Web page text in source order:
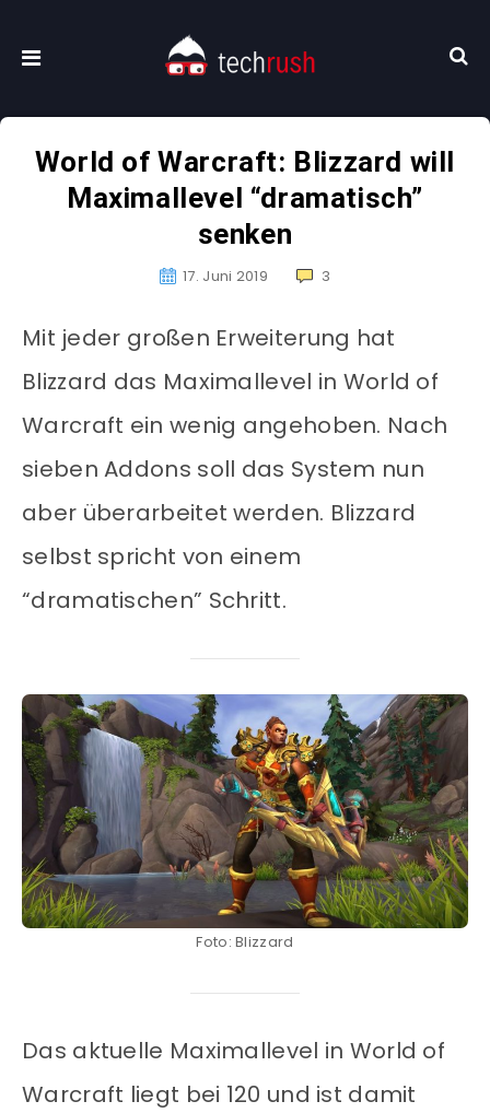
World of Warcraft: Blizzard will
Maximallevel “dramatisch”
senken
17. Juni 2019 3
Mit jeder großen Erweiterung hat
Blizzard das Maximallevel in World of
Warcraft ein wenig angehoben. Nach
sieben Addons soll das System nun
aber überarbeitet werden. Blizzard
selbst spricht von einem
“dramatischen” Schritt.
Foto: Blizzard
Das aktuelle Maximallevel in World of
Warcraft liegt bei 120 und ist damit